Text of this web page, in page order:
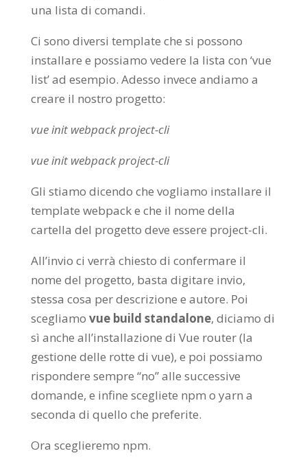
una lista di comandi.
Ci sono diversi template che si possono
installare e possiamo vedere la lista con ‘vue
list’ ad esempio. Adesso invece andiamo a
creare il nostro progetto:
vueinit webpackproject-cli
vueinit webpackproject-cli
Gli stiamo dicendo che vogliamo installare il
template webpack e che il nome della
cartella del progetto deve essere project-cli.
All’invio ci verrà chiesto di confermare il
nome del progetto, basta digitare invio,
stessa cosa per descrizione e autore. Poi
scegliamo vue build standalone, diciamo di
sì anche all’installazione di Vue router (la
gestione delle rotte di vue), e poi possiamo
rispondere sempre “no” alle successive
domande, e infine scegliete npm o yarn a
seconda di quello che preferite.
Ora sceglieremo npm.